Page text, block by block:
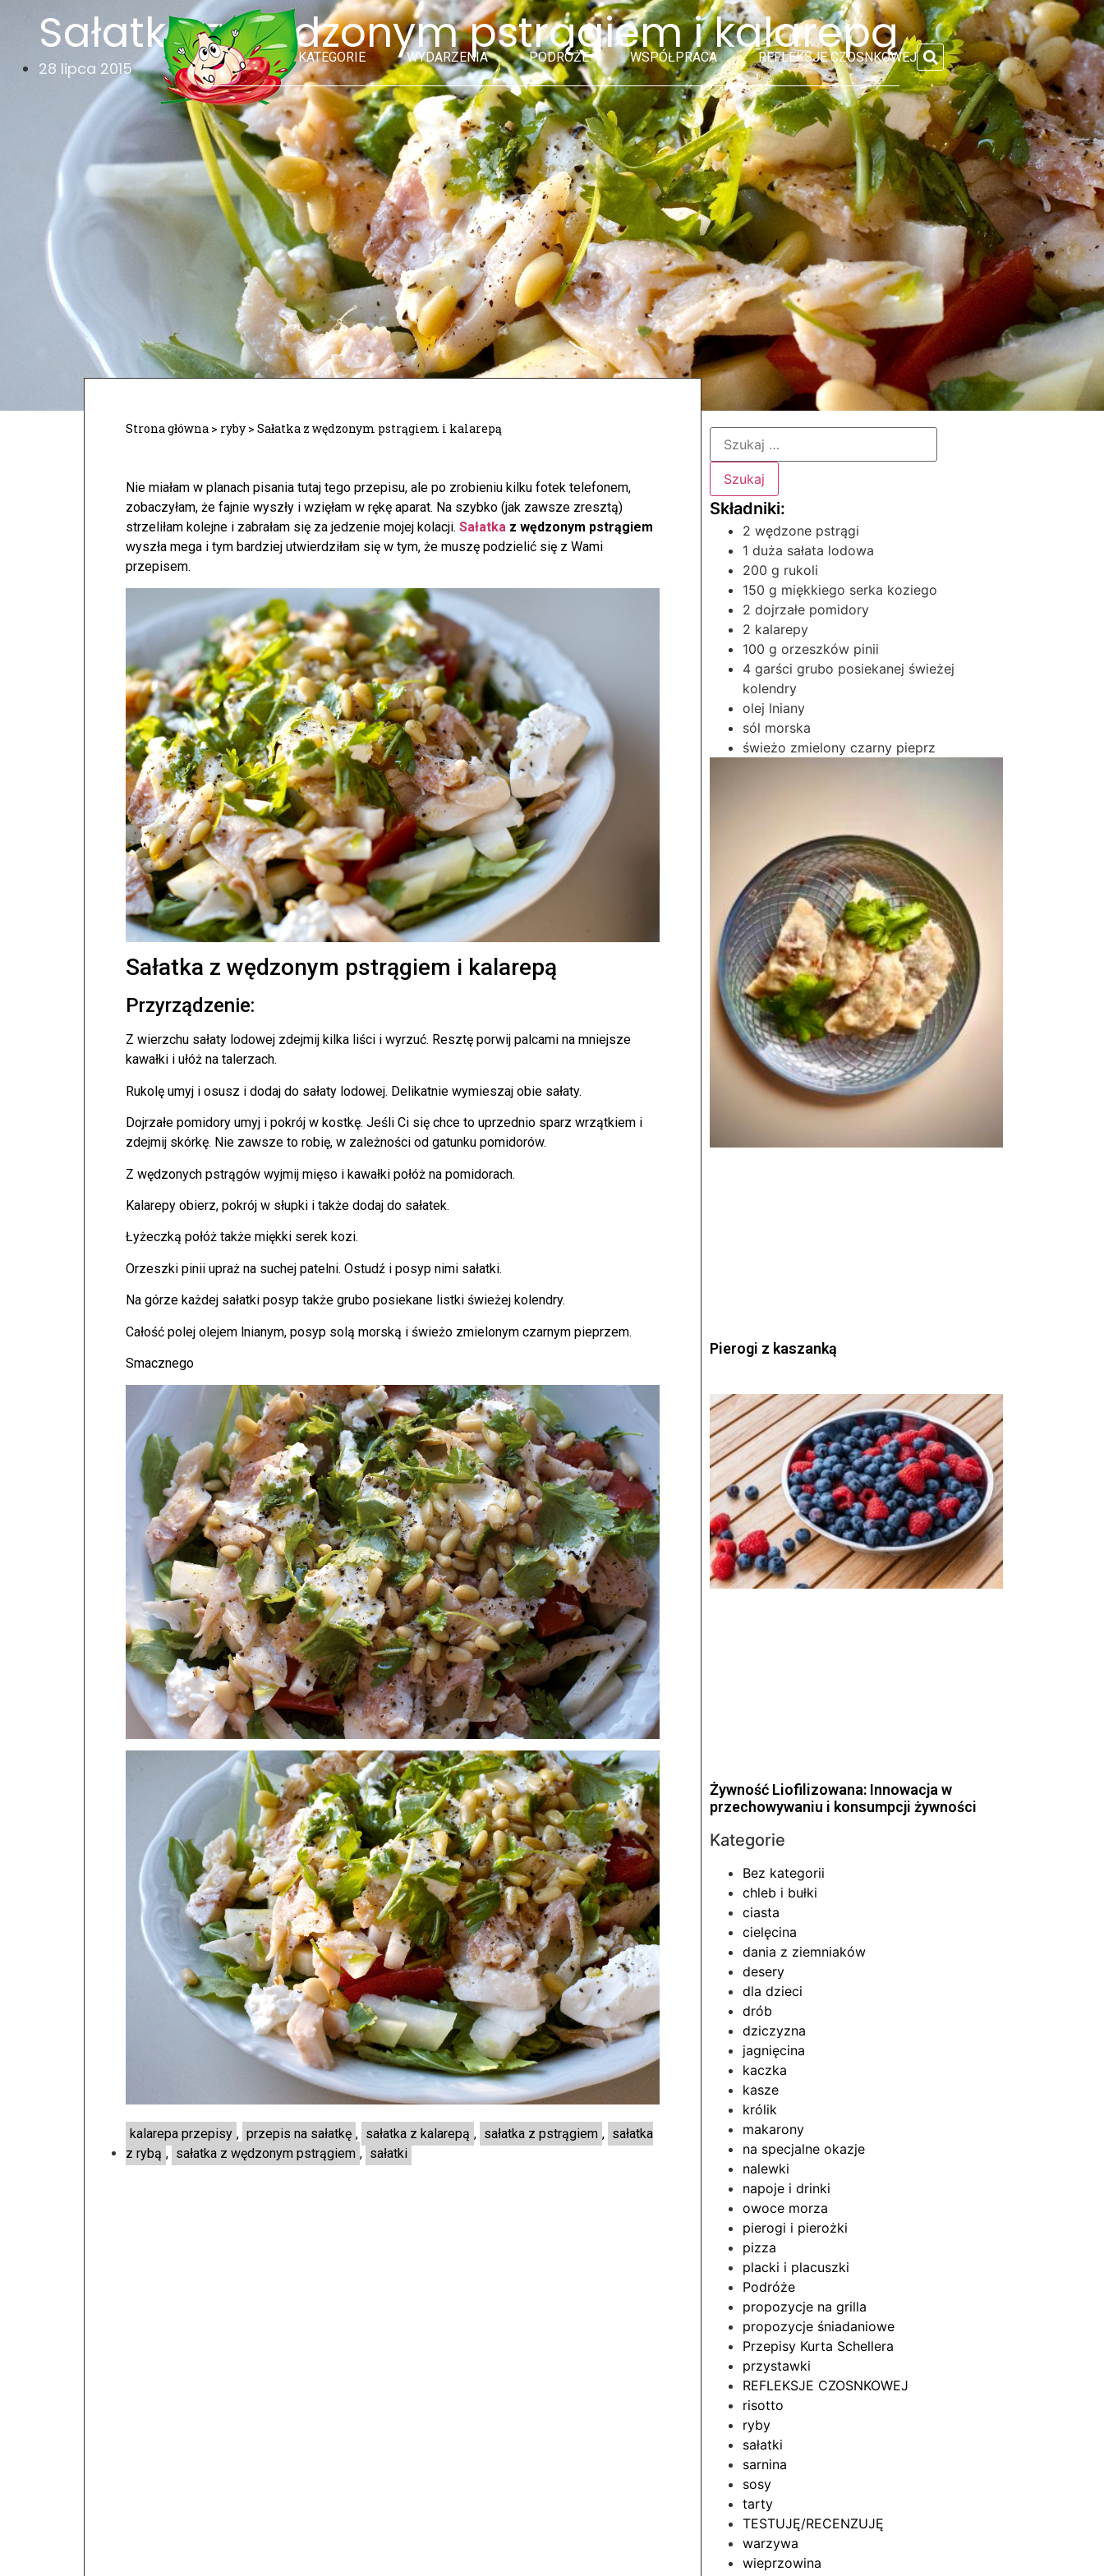
KATEGORIE WYDARZENIA PODRÓŻE WSPÓŁPRACA REFLEKSJE CZOSNKOWEJ
Sałatka z wędzonym pstrągiem i kalarepą
28 lipca 2015
Strona główna > ryby > Sałatka z wędzonym pstrągiem i kalarepą
Nie miałam w planach pisania tutaj tego przepisu, ale po zrobieniu kilku fotek telefonem,
zobaczyłam, że fajnie wyszły i wzięłam w rękę aparat. Na szybko (jak zawsze zresztą)
strzeliłam kolejne i zabrałam się za jedzenie mojej kolacji. Sałatka z wędzonym pstrągiem
wyszła mega i tym bardziej utwierdziłam się w tym, że muszę podzielić się z Wami
przepisem.
Sałatka z wędzonym pstrągiem i kalarepą
Przyrządzenie:
Z wierzchu sałaty lodowej zdejmij kilka liści i wyrzuć. Resztę porwij palcami na mniejsze
kawałki i ułóż na talerzach.
Rukolę umyj i osusz i dodaj do sałaty lodowej. Delikatnie wymieszaj obie sałaty.
Dojrzałe pomidory umyj i pokrój w kostkę. Jeśli Ci się chce to uprzednio sparz wrzątkiem i
zdejmij skórkę. Nie zawsze to robię, w zależności od gatunku pomidorów.
Z wędzonych pstrągów wyjmij mięso i kawałki połóż na pomidorach.
Kalarepy obierz, pokrój w słupki i także dodaj do sałatek.
Łyżeczką połóż także miękki serek kozi.
Orzeszki pinii upraż na suchej patelni. Ostudź i posyp nimi sałatki.
Na górze każdej sałatki posyp także grubo posiekane listki świeżej kolendry.
Całość polej olejem lnianym, posyp solą morską i świeżo zmielonym czarnym pieprzem.
Smacznego
kalarepa przepisy , przepis na sałatkę , sałatka z kalarepą , sałatka z pstrągiem , sałatka
z rybą , sałatka z wędzonym pstrągiem , sałatki
2 wędzone pstrągi
1 duża sałata lodowa
200 g rukoli
150 g miękkiego serka koziego
2 dojrzałe pomidory
2 kalarepy
100 g orzeszków pinii
4 garści grubo posiekanej świeżej
kolendry
olej lniany
sól morska
świeżo zmielony czarny pieprz
Pierogi z kaszanką
Żywność Liofilizowana: Innowacja w
przechowywaniu i konsumpcji żywności
Kategorie
Bez kategorii
chleb i bułki
ciasta
cielęcina
dania z ziemniaków
desery
dla dzieci
drób
dziczyzna
jagnięcina
kaczka
kasze
królik
makarony
na specjalne okazje
nalewki
napoje i drinki
owoce morza
pierogi i pierożki
pizza
placki i placuszki
Podróże
propozycje na grilla
propozycje śniadaniowe
Przepisy Kurta Schellera
przystawki
REFLEKSJE CZOSNKOWEJ
risotto
ryby
sałatki
sarnina
sosy
tarty
TESTUJĘ/RECENZUJĘ
warzywa
wieprzowina